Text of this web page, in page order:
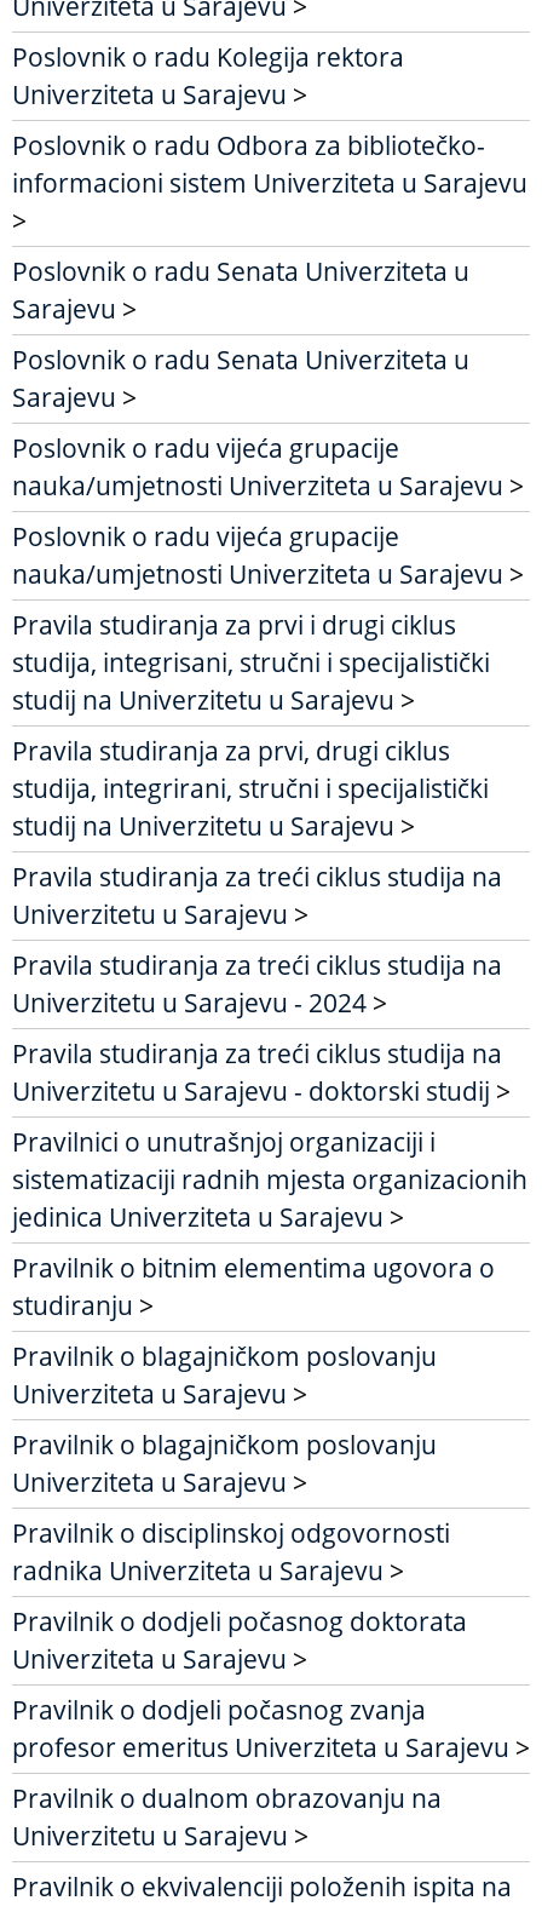
Poslovnik o radu Kolegija rektora
Univerziteta u Sarajevu >
Poslovnik o radu Odbora za bibliotečko-
informacioni sistem Univerziteta u Sarajevu
>
Poslovnik o radu Senata Univerziteta u
Sarajevu >
Poslovnik o radu Senata Univerziteta u
Sarajevu >
Poslovnik o radu vijeća grupacije
nauka/umjetnosti Univerziteta u Sarajevu >
Poslovnik o radu vijeća grupacije
nauka/umjetnosti Univerziteta u Sarajevu >
Pravila studiranja za prvi i drugi ciklus
studija, integrisani, stručni i specijalistički
studij na Univerzitetu u Sarajevu >
Pravila studiranja za prvi, drugi ciklus
studija, integrirani, stručni i specijalistički
studij na Univerzitetu u Sarajevu >
Pravila studiranja za treći ciklus studija na
Univerzitetu u Sarajevu >
Pravila studiranja za treći ciklus studija na
Univerzitetu u Sarajevu - 2024 >
Pravila studiranja za treći ciklus studija na
Univerzitetu u Sarajevu - doktorski studij >
Pravilnici o unutrašnjoj organizaciji i
sistematizaciji radnih mjesta organizacionih
jedinica Univerziteta u Sarajevu >
Pravilnik o bitnim elementima ugovora o
studiranju >
Pravilnik o blagajničkom poslovanju
Univerziteta u Sarajevu >
Pravilnik o blagajničkom poslovanju
Univerziteta u Sarajevu >
Pravilnik o disciplinskoj odgovornosti
radnika Univerziteta u Sarajevu >
Pravilnik o dodjeli počasnog doktorata
Univerziteta u Sarajevu >
Pravilnik o dodjeli počasnog zvanja
profesor emeritus Univerziteta u Sarajevu >
Pravilnik o dualnom obrazovanju na
Univerzitetu u Sarajevu >
Pravilnik o ekvivalenciji položenih ispita na